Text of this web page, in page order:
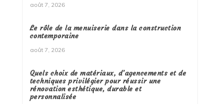
août 7, 2026
Le rôle de la menuiserie dans la construction
contemporaine
août 7, 2026
Quels choix de matériaux, d’agencements et de
techniques privilégier pour réussir une
rénovation esthétique, durable et
personnalisée